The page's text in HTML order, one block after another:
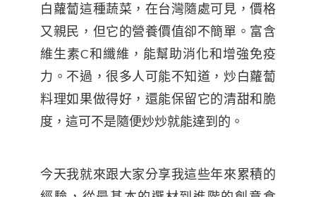
白蘿蔔這種蔬菜，在台灣隨處可見，價格
又親民，但它的營養價值卻不簡單。富含
維生素C和纖維，能幫助消化和增強免疫
力。不過，很多人可能不知道，炒白蘿蔔
料理如果做得好，還能保留它的清甜和脆
度，這可不是隨便炒炒就能達到的。
今天我就來跟大家分享我這些年來累積的